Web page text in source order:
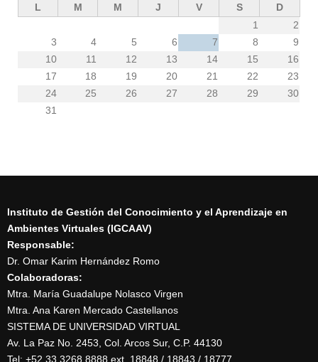
L M M J V S
D
1
2
3
4 5 6 7 8
9
10
11 12 13 14 15
16
17
18 19 20 21 22
23
24
25 26 27 28 29
30
31
Instituto de Gestión del Conocimiento y el Aprendizaje en
Ambientes Virtuales (IGCAAV)
Responsable:
Dr. Omar Karim Hernández Romo
Colaboradoras:
Mtra. María Guadalupe Nolasco Virgen
Mtra. Ana Karen Mercado Castellanos
SISTEMA DE UNIVERSIDAD VIRTUAL
Av. La Paz No. 2453, Col. Arcos Sur, C.P. 44130
Tel: +52 33 3268 8888‏ ext. 18848 / 18843 / 18777